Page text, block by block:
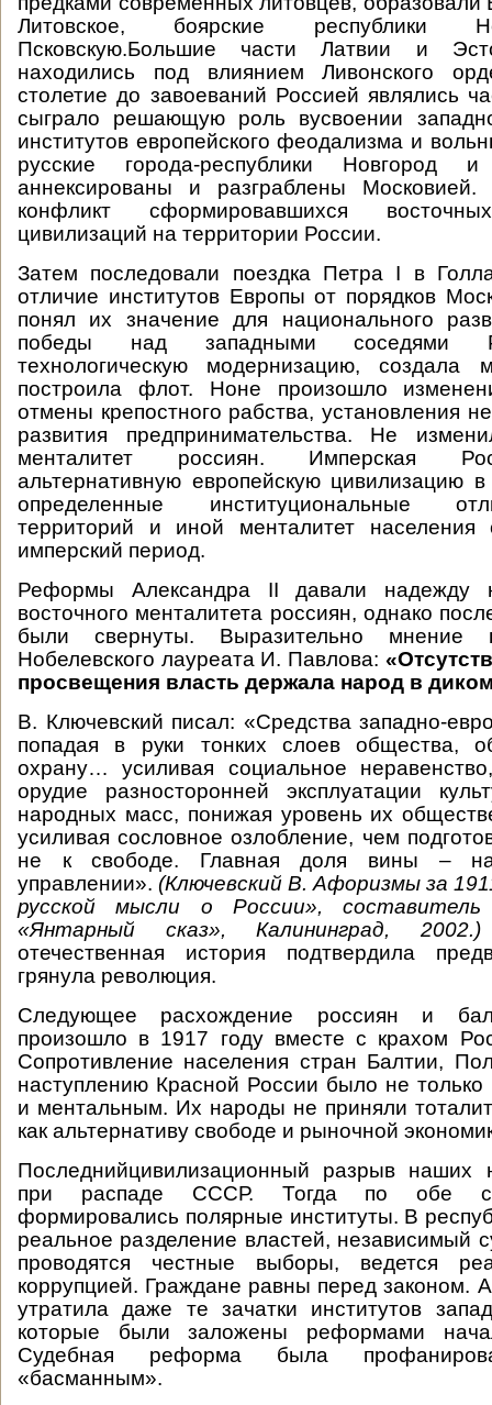
Литовское, боярские республики
Псковскую.Большие части Латвии и
находились под влиянием Ливонского
столетие до завоеваний Россией являлись
сыграло решающую роль вусвоении
институтов европейского феодализма и
русские города-республики
аннексированы и разграблены
конфликт сформировавшихся
цивилизаций на территории России.
Затем последовали поездка Петра I в
отличие институтов Европы от порядков
понял их значение для национального
победы над западными соседями
технологическую модернизацию,
построила флот. Ноне произошло
отмены крепостного рабства, установления
развития предпринимательства. Не
менталитет россиян. Имперская
альтернативную европейскую цивилизацию
определенные институциональные
территорий и иной менталитет населения
имперский период.
Реформы Александра II давали надежду
восточного менталитета россиян, однако
были свернуты. Выразительно мнение
Нобелевского лауреата И. Павлова:
просвещения власть держала народ в
В. Ключевский писал: «Средства западно-
попадая в руки тонких слоев общества,
охрану… усиливая социальное
орудие разносторонней эксплуатации
народных масс, понижая уровень их
усиливая сословное озлобление, чем
не к свободе. Главная доля вины – на
управлении». (Ключевский В. Афоризмы за
русской мысли о России»,
«Янтарный сказ», Калининград, 2002.)
отечественная история подтвердила
грянула революция.
Следующее расхождение россиян и
произошло в 1917 году вместе с крахом
Сопротивление населения стран Балтии,
наступлению Красной России было не
и ментальным. Их народы не приняли
как альтернативу свободе и рыночной
Последнийцивилизационный разрыв наших
при распаде СССР. Тогда по обе
формировались полярные институты. В
реальное разделение властей, независимый
проводятся честные выборы, ведется
коррупцией. Граждане равны перед законом.
утратила даже те зачатки институтов
которые были заложены реформами
Судебная реформа была
«басманным».